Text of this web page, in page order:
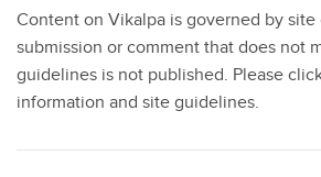
Content on Vikalpa is governed by
submission or comment that does not
guidelines is not published. Please
information and site guidelines.